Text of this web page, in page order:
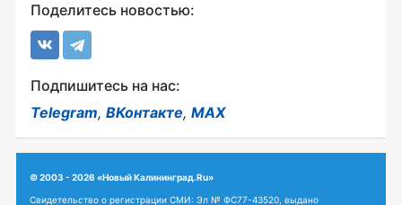
Поделитесь новостью:
Подпишитесь на нас:
Telegram, ВКонтакте, MAX
© 2003 - 2026 «Новый Калининград.Ru»
Свидетельство о регистрации СМИ: Эл № ФС77-43520, выдано